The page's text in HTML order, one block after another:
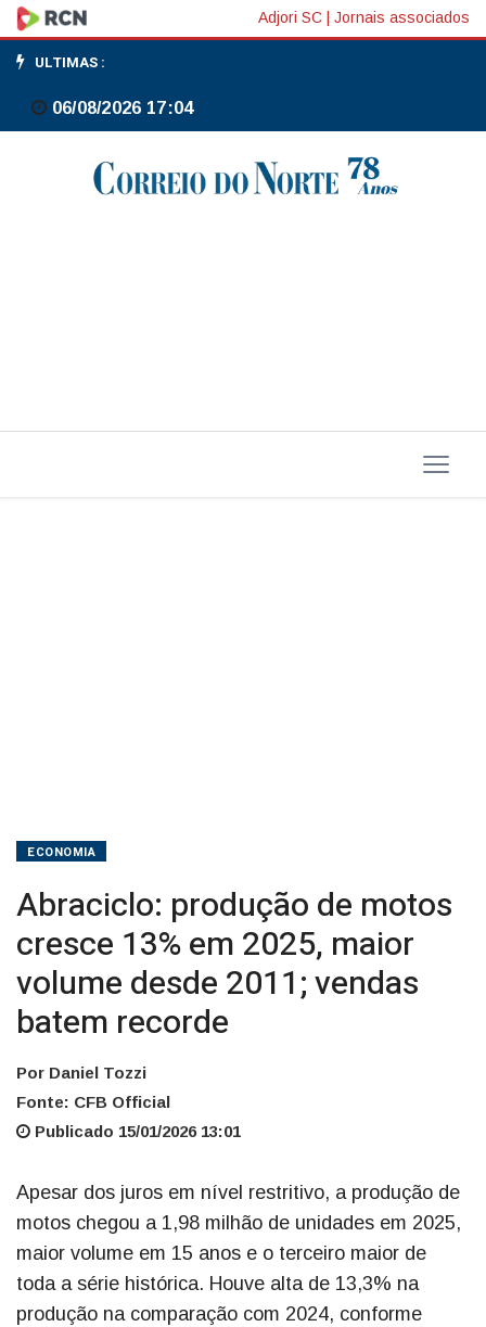
Abraciclo:
produção
de
motos
cresce
volume
Adjori SC Jornais associados
ULTIMAS :
06/08/2026 17:04
ECONOMIA
Abraciclo: produção de motos
cresce 13% em 2025, maior
volume desde 2011; vendas
batem recorde
Por Daniel Tozzi
Fonte: CFB Official
Publicado 15/01/2026 13:01
Apesar dos juros em nível restritivo, a produção de
motos chegou a 1,98 milhão de unidades em 2025,
maior volume em 15 anos e o terceiro maior de
toda a série histórica. Houve alta de 13,3% na
produção na comparação com 2024, conforme